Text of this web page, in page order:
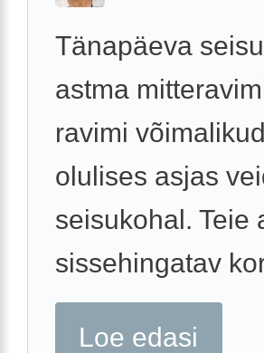
Tänapäeva
astma
ravimi
olulises asjas
seisukohal. Teie
sissehingatav
Loe edasi